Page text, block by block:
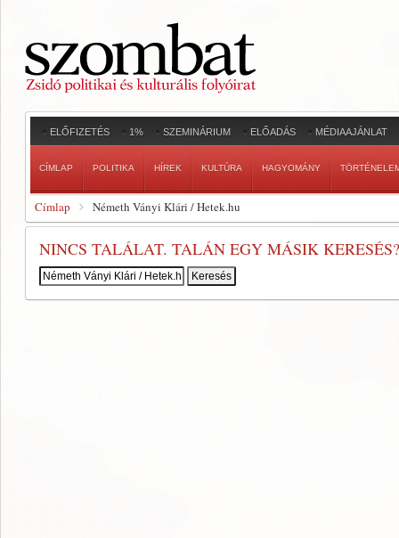
ELŐFIZETÉS 1% SZEMINÁRIUM ELŐADÁS MÉDIAAJÁNLAT
CÍMLAP POLITIKA HÍREK KULTÚRA HAGYOMÁNY
Címlap Németh Ványi Klári / Hetek.hu
NINCS TALÁLAT. TALÁN EGY MÁSIK KERESÉS?
Keresés: